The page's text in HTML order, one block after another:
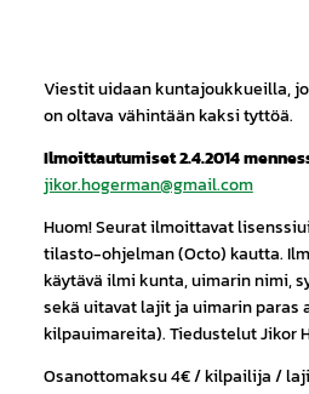
Viestit uidaan kuntajoukkueilla,
on oltava vähintään kaksi tyttöä.
Ilmoittautumiset 2.4.2014
jikor.hogerman@gmail.com
Huom! Seurat ilmoittavat
tilasto-ohjelman (Octo) kautta.
käytävä ilmi kunta, uimarin nimi,
sekä uitavat lajit ja uimarin paras
kilpauimareita). Tiedustelut Jikor
Osanottomaksu 4€ / kilpailija /